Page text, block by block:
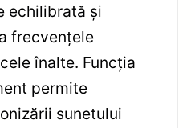
echilibrată și
frecvențele
înalte. Funcția
permite
sunetului